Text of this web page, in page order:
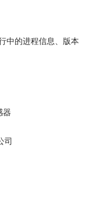
中的进程信息、版本
器
司